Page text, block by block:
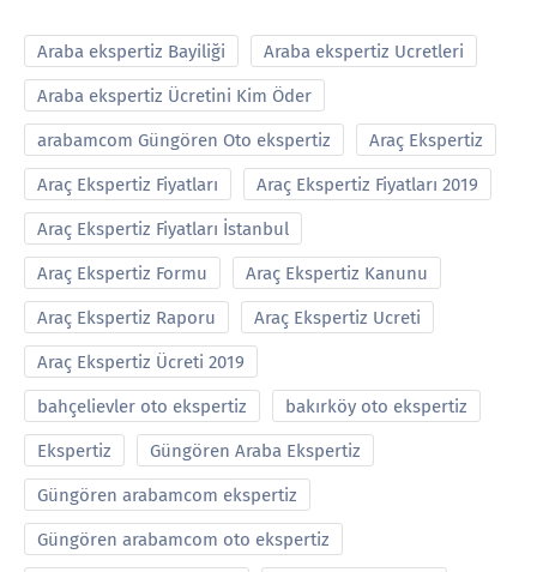
Araba ekspertiz Bayiliği Araba ekspertiz Ucretleri
Araba ekspertiz Ücretini Kim Öder
arabamcom Güngören Oto ekspertiz Araç Ekspertiz
Araç Ekspertiz Fiyatları Araç Ekspertiz Fiyatları 2019
Araç Ekspertiz Fiyatları İstanbul
Araç Ekspertiz Formu Araç Ekspertiz Kanunu
Araç Ekspertiz Raporu Araç Ekspertiz Ucreti
Araç Ekspertiz Ücreti 2019
bahçelievler oto ekspertiz bakırköy oto ekspertiz
Ekspertiz Güngören Araba Ekspertiz
Güngören arabamcom ekspertiz
Güngören arabamcom oto ekspertiz